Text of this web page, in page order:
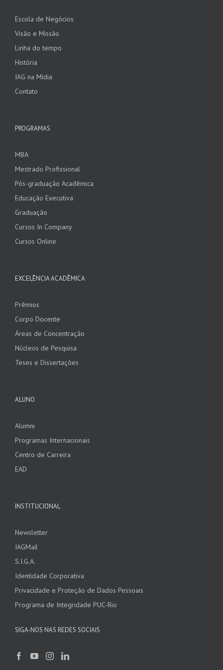
Escola de Negócios
Visão e Missão
Linha do tempo
História
IAG na Mídia
Contato
PROGRAMAS
MBA
Mestrado Profissional
Pós-graduação Acadêmica
Educação Executiva
Graduação
Cursos In Company
Cursos Online
EXCELÊNCIA ACADÊMICA
Prêmios
Corpo Docente
Áreas de Concentração
Núcleos de Pesquisa
Teses e Dissertações
ALUNO
Alumni
Programas Internacionais
Centro de Carreira
EAD
INSTITUCIONAL
Newsletter
IAGMail
S.I.G.A.
Identidade Corporativa
Privacidade e Proteção de Dados Pessoais
Programa de Integridade PUC-Rio
SIGA-NOS NAS REDES SOCIAIS